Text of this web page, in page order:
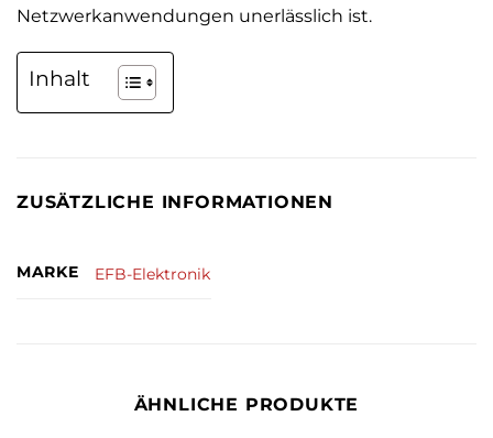
Netzwerkanwendungen unerlässlich ist.
Inhalt
ZUSÄTZLICHE INFORMATIONEN
MARKE EFB-Elektronik
ÄHNLICHE PRODUKTE